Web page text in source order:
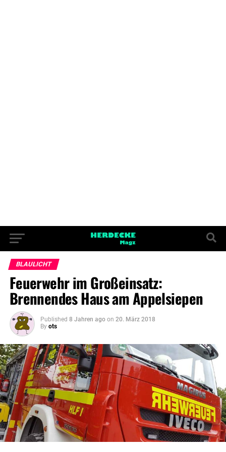
BLAULICHT
Feuerwehr im Großeinsatz:
Brennendes Haus am Appelsiepen
Published 8 Jahren ago on 20. März 2018
By ots